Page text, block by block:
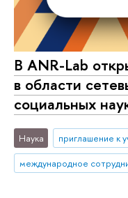
В ANR-Lab
в области
социальных
Наука приглашение к
международное